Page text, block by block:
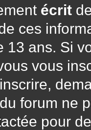
écrit
ces
13 ans. Si
vous
forum ne
pour